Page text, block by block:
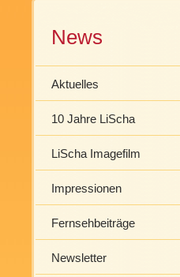
News
Aktuelles
10 Jahre LiScha
LiScha Imagefilm
Impressionen
Fernsehbeiträge
Newsletter